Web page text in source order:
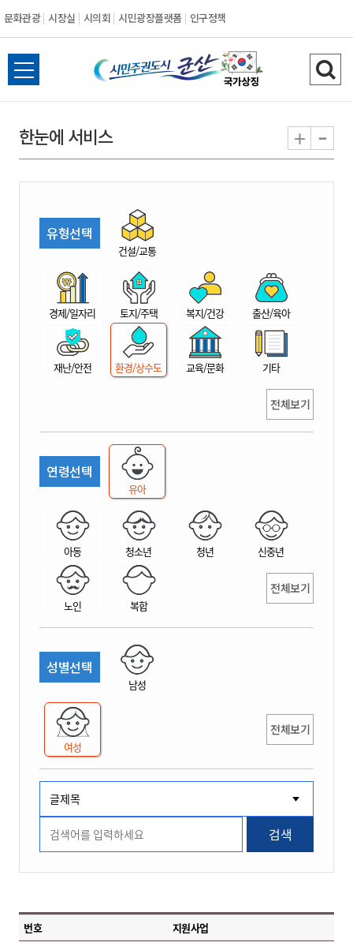
문화관광 시장실 시의회 시민광장플랫폼 인구정책
시
민
권
시
산
전
체
뉴
열
검
색
기
한눈에 서비스 + -
유형선택
건설/교통
경제/일자리 토지/주택 복지/건강 출산/육아
재난/안전 환경/상수도 교육/문화 기타
전체보기
연령선택
유아
아동 청소년 청년 신중년
노인 복합
전체보기
성별선택
남성
여성
전체보기
검색
번호 지원사업